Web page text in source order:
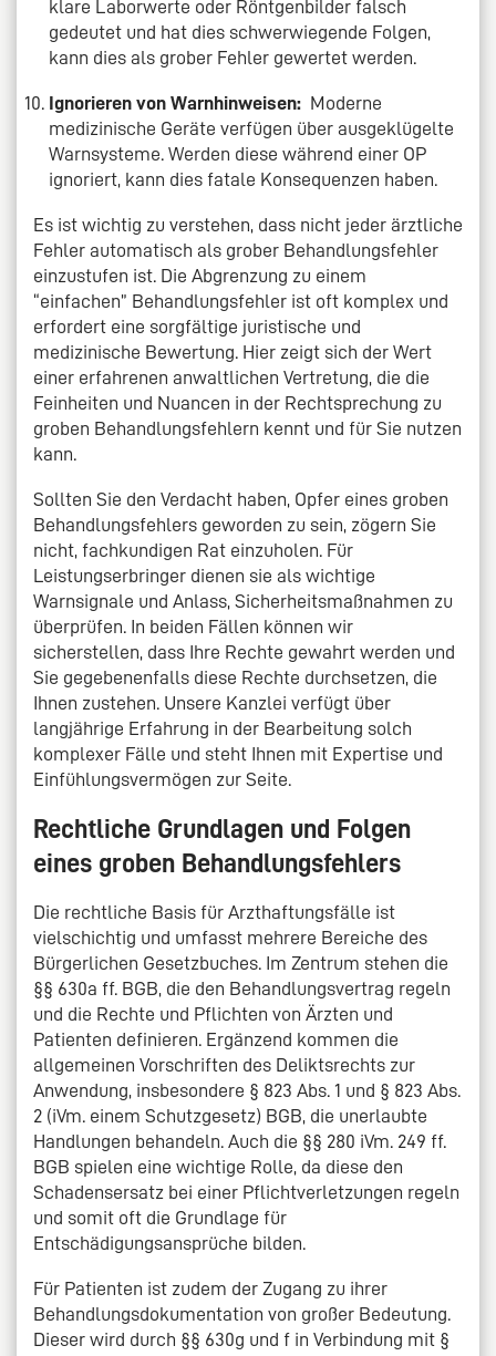
klare Laborwerte oder Röntgenbilder falsch
gedeutet und hat dies schwerwiegende Folgen,
kann dies als grober Fehler gewertet werden.
Ignorieren von Warnhinweisen: Moderne
medizinische Geräte verfügen über ausgeklügelte
Warnsysteme. Werden diese während einer OP
ignoriert, kann dies fatale Konsequenzen haben.
Es ist wichtig zu verstehen, dass nicht jeder ärztliche
Fehler automatisch als grober Behandlungsfehler
einzustufen ist. Die Abgrenzung zu einem
“einfachen” Behandlungsfehler ist oft komplex und
erfordert eine sorgfältige juristische und
medizinische Bewertung. Hier zeigt sich der Wert
einer erfahrenen anwaltlichen Vertretung, die die
Feinheiten und Nuancen in der Rechtsprechung zu
groben Behandlungsfehlern kennt und für Sie nutzen
kann.
Sollten Sie den Verdacht haben, Opfer eines groben
Behandlungsfehlers geworden zu sein, zögern Sie
nicht, fachkundigen Rat einzuholen. Für
Leistungserbringer dienen sie als wichtige
Warnsignale und Anlass, Sicherheitsmaßnahmen zu
überprüfen. In beiden Fällen können wir
sicherstellen, dass Ihre Rechte gewahrt werden und
Sie gegebenenfalls diese Rechte durchsetzen, die
Ihnen zustehen. Unsere Kanzlei verfügt über
langjährige Erfahrung in der Bearbeitung solch
komplexer Fälle und steht Ihnen mit Expertise und
Einfühlungsvermögen zur Seite.
Rechtliche Grundlagen und Folgen
eines groben Behandlungsfehlers
Die rechtliche Basis für Arzthaftungsfälle ist
vielschichtig und umfasst mehrere Bereiche des
Bürgerlichen Gesetzbuches. Im Zentrum stehen die
§§ 630a ff. BGB, die den Behandlungsvertrag regeln
und die Rechte und Pflichten von Ärzten und
Patienten definieren. Ergänzend kommen die
allgemeinen Vorschriften des Deliktsrechts zur
Anwendung, insbesondere § 823 Abs. 1 und § 823 Abs.
2 (iVm. einem Schutzgesetz) BGB, die unerlaubte
Handlungen behandeln. Auch die §§ 280 iVm. 249 ff.
BGB spielen eine wichtige Rolle, da diese den
Schadensersatz bei einer Pflichtverletzungen regeln
und somit oft die Grundlage für
Entschädigungsansprüche bilden.
Für Patienten ist zudem der Zugang zu ihrer
Behandlungsdokumentation von großer Bedeutung.
Dieser wird durch §§ 630g und f in Verbindung mit §